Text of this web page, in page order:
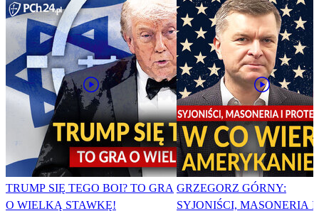
TRUMP SIĘ TEGO BOI? TO GRA
O WIELKĄ STAWKĘ!
GRZEGORZ GÓRNY:
SYJONIŚCI, MASONERIA I